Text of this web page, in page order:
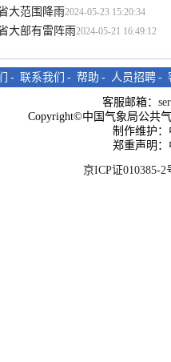
大范围降雨2024-05-23 15:20:34
大部有雷阵雨2024-05-21 16:49:12
- 联系我们 - 帮助 - 人员招聘 -
客服邮箱：
Copyright©中国气象局公共
制作维护
郑重声明
京ICP证010385-2